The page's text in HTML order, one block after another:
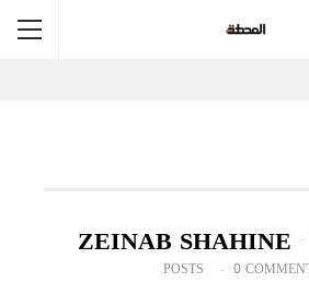
ZEINAB SHAHINE
POSTS
0